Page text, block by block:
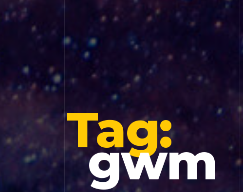
Tag:
gwm